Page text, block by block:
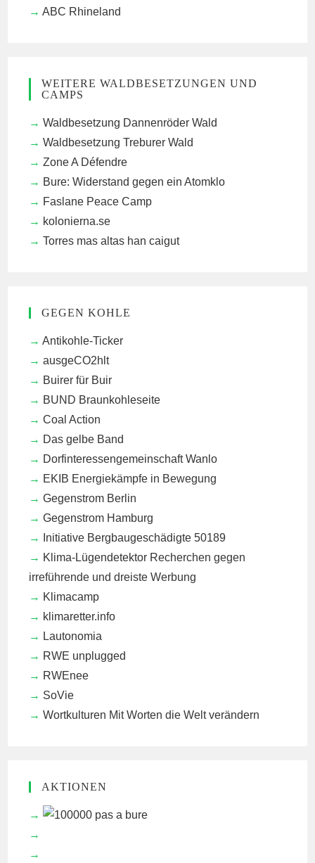
ABC Rhineland
WEITERE WALDBESETZUNGEN UND
CAMPS
Waldbesetzung Dannenröder Wald
Waldbesetzung Treburer Wald
Zone A Défendre
Bure: Widerstand gegen ein Atomklo
Faslane Peace Camp
kolonierna.se
Torres mas altas han caigut
GEGEN KOHLE
Antikohle-Ticker
ausgeCO2hlt
Buirer für Buir
BUND Braunkohleseite
Coal Action
Das gelbe Band
Dorfinteressengemeinschaft Wanlo
EKIB Energiekämpfe in Bewegung
Gegenstrom Berlin
Gegenstrom Hamburg
Initiative Bergbaugeschädigte 50189
Klima-Lügendetektor Recherchen gegen
irreführende und dreiste Werbung
Klimacamp
klimaretter.info
Lautonomia
RWE unplugged
RWEnee
SoVie
Wortkulturen Mit Worten die Welt verändern
AKTIONEN